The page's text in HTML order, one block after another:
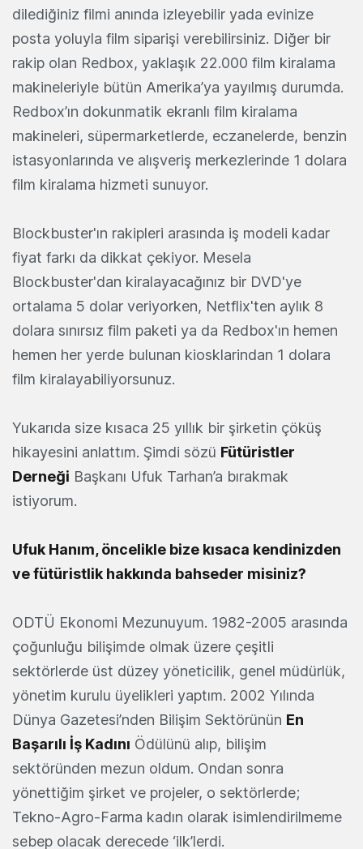
dilediğiniz filmi anında izleyebilir yada evinize
posta yoluyla film siparişi verebilirsiniz. Diğer bir
rakip olan Redbox, yaklaşık 22.000 film kiralama
makineleriyle bütün Amerika’ya yayılmış durumda.
Redbox’ın dokunmatik ekranlı film kiralama
makineleri, süpermarketlerde, eczanelerde, benzin
istasyonlarında ve alışveriş merkezlerinde 1 dolara
film kiralama hizmeti sunuyor.
Blockbuster'ın rakipleri arasında iş modeli kadar
fiyat farkı da dikkat çekiyor. Mesela
Blockbuster'dan kiralayacağınız bir DVD'ye
ortalama 5 dolar veriyorken, Netflix'ten aylık 8
dolara sınırsız film paketi ya da Redbox'ın hemen
hemen her yerde bulunan kiosklarindan 1 dolara
film kiralayabiliyorsunuz.
Yukarıda size kısaca 25 yıllık bir şirketin çöküş
hikayesini anlattım. Şimdi sözü Fütüristler
Derneği Başkanı Ufuk Tarhan’a bırakmak
istiyorum.
Ufuk Hanım, öncelikle bize kısaca kendinizden
ve fütüristlik hakkında bahseder misiniz?
ODTÜ Ekonomi Mezunuyum. 1982-2005 arasında
çoğunluğu bilişimde olmak üzere çeşitli
sektörlerde üst düzey yöneticilik, genel müdürlük,
yönetim kurulu üyelikleri yaptım. 2002 Yılında
Dünya Gazetesi’nden Bilişim Sektörünün En
Başarılı İş Kadını Ödülünü alıp, bilişim
sektöründen mezun oldum. Ondan sonra
yönettiğim şirket ve projeler, o sektörlerde;
Tekno-Agro-Farma kadın olarak isimlendirilmeme
sebep olacak derecede ‘ilk’lerdi.